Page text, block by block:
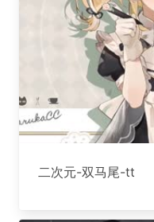
二次元-双马尾-tt